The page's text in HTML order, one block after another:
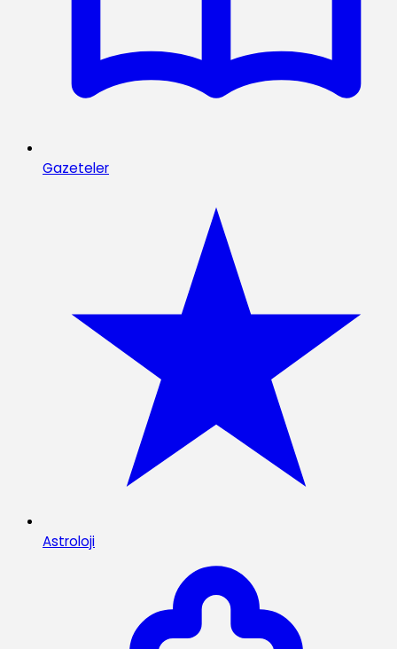
Gazeteler
Astroloji